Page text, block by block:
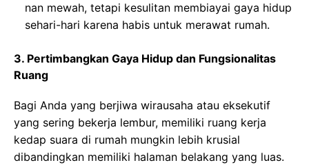
nan mewah, tetapi kesulitan membiayai gaya hidup
sehari-hari karena habis untuk merawat rumah.
3. Pertimbangkan Gaya Hidup dan Fungsionalitas
Ruang
Bagi Anda yang berjiwa wirausaha atau eksekutif
yang sering bekerja lembur, memiliki ruang kerja
kedap suara di rumah mungkin lebih krusial
dibandingkan memiliki halaman belakang yang luas.